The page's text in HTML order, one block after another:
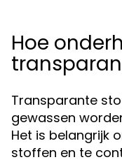
Hoe
Transparante
gewassen
Het is belangrijk
stoffen en te